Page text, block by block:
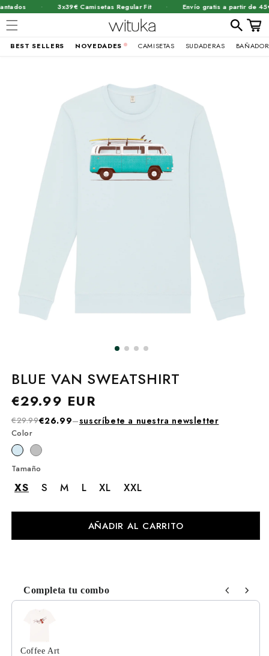
3x39€ Camisetas Regular Fit Envío gratis a partir de 45€
BEST SELLERS NOVEDADES CAMISETAS SUDADERAS
BLUE VAN SWEATSHIRT
Precio
€29.99 EUR
€29.99€26.99–suscríbete a nuestra newsletter
Tamaño
XS S M L XL XXL
Color
AÑADIR AL CARRITO
Completa tu combo
Use the Previous and Next buttons to navigate through
Coffee Art